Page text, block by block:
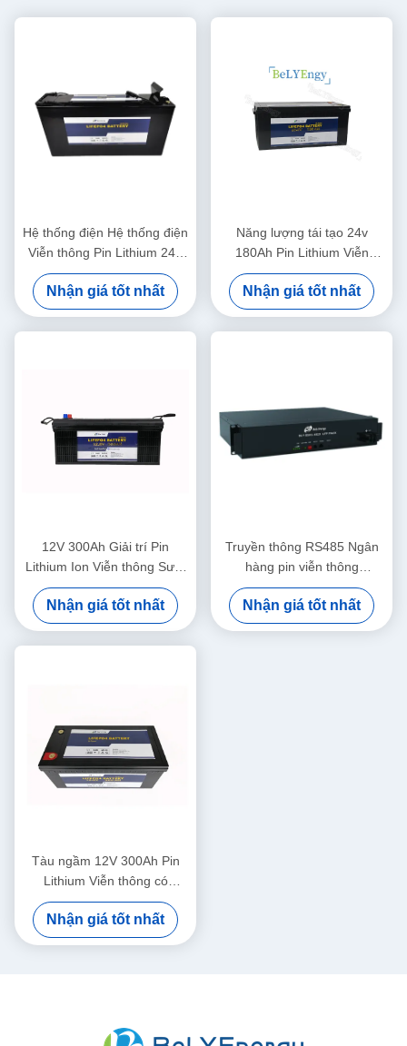
Hệ thống điện Hệ thống điện
Viễn thông Pin Lithium 24V
30Ah Pin LiFePO4
Nhận giá tốt nhất
Năng lượng tái tạo 24v
180Ah Pin Lithium Viễn
thông cho thiết bị y tế
Nhận giá tốt nhất
12V 300Ah Giải trí Pin
Lithium Ion Viễn thông Sưởi
ấm Bluetooth
Nhận giá tốt nhất
Truyền thông RS485 Ngân
hàng pin viễn thông
LiFePO4 48V 20Ah với đèn
LED chỉ thị
Nhận giá tốt nhất
Tàu ngầm 12V 300Ah Pin
Lithium Viễn thông có
Bluetooth
Nhận giá tốt nhất